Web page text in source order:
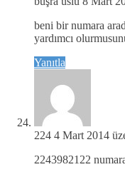
beni bir numara
yardımcı
Yanıtla
224 4 Mart 2014
2243982122